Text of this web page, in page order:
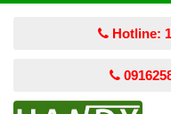
Hotline: